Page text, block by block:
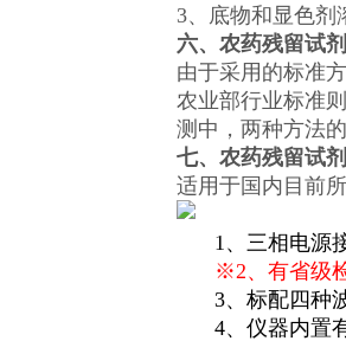
3、底物和显色剂
六、农药残留试
由于采用的标准
农业部行业标准
测中，两种方法
七、农药残留试
适用于国内目前
1、三相电源
※2、有省级
3、标配四种
4、仪器内置